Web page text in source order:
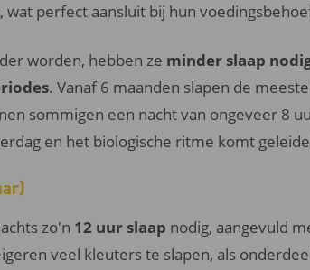
wat perfect aansluit bij hun
worden, hebben ze minder slaap
. Vanaf 6 maanden slapen de
sommigen een nacht van ongeveer 8
en het biologische ritme komt
zo'n 12 uur slaap nodig, aangevuld
veel kleuters te slapen, als